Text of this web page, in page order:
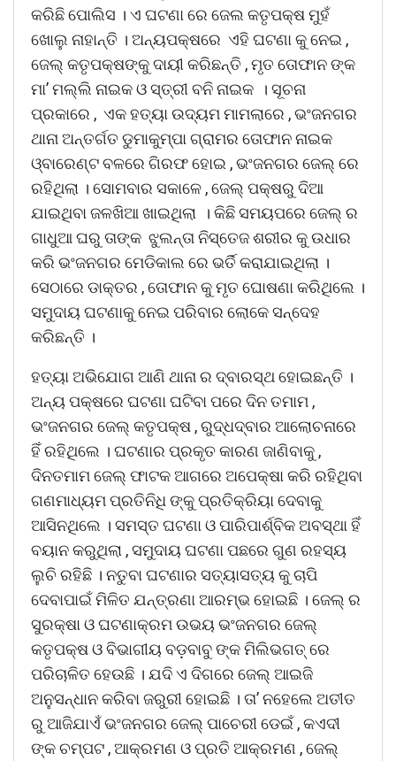
କରିଛି ପୋଲିସ । ଏ ଘଟଣା ରେ ଜେଲ କତୃପକ୍ଷ ମୁହଁ
ଖୋଲୁ ନାହାନ୍ତି । ଅନ୍ୟପକ୍ଷରେ ଏହି ଘଟଣା କୁ ନେଇ ,
ଜେଲ୍ କତୃପକ୍ଷଙ୍କୁ ଦାୟୀ କରିଛନ୍ତି , ମୃତ ତୋଫାନ ଙ୍କ
ମା’ ମଲ୍ଲି ନାଇକ ଓ ସ୍ତ୍ରୀ ବନି ନାଇକ । ସୂଚନା
ପ୍ରକାରେ , ଏକ ହତ୍ୟା ଉଦ୍ୟମ ମାମଲାରେ , ଭଂଜନଗର
ଥାନା ଅନ୍ତର୍ଗତ ଡୁମାକୁମ୍ପା ଗ୍ରାମର ତୋଫାନ ନାଇକ
ଓ୍ବାରେଣ୍ଟ ବଳରେ ଗିରଫ ହୋଇ , ଭଂଜନଗର ଜେଲ୍ ରେ
ରହିଥିଲା । ସୋମବାର ସକାଳେ , ଜେଲ୍ ପକ୍ଷରୁ ଦିଆ
ଯାଇଥିବା ଜଳଖିଆ ଖାଇଥିଲା । କିଛି ସମୟପରେ ଜେଲ୍ ର
ଗାଧୁଆ ଘରୁ ତାଙ୍କ ଝୁଲନ୍ତା ନିସ୍ତେଜ ଶରୀର କୁ ଉଧାର
କରି ଭଂଜନଗର ମେଡିକାଲ ରେ ଭର୍ତି କରାଯାଇଥିଲା ।
ସେଠାରେ ଡାକ୍ତର , ତୋଫାନ କୁ ମୃତ ଘୋଷଣା କରିଥିଲେ ।
ସମୁଦାୟ ଘଟଣାକୁ ନେଇ ପରିବାର ଲୋକେ ସନ୍ଦେହ
କରିଛନ୍ତି ।
ହତ୍ୟା ଅଭିଯୋଗ ଆଣି ଥାନା ର ଦ୍ବାରସ୍ଥ ହୋଇଛନ୍ତି ।
ଅନ୍ୟ ପକ୍ଷରେ ଘଟଣା ଘଟିବା ପରେ ଦିନ ତମାମ ,
ଭଂଜନଗର ଜେଲ୍ କତୃପକ୍ଷ , ରୁଦ୍ଧଦ୍ବାର ଆଲୋଚନାରେ
ହିଁ ରହିଥିଲେ । ଘଟଣାର ପ୍ରକୃତ କାରଣ ଜାଣିବାକୁ ,
ଦିନତମାମ ଜେଲ୍ ଫାଟକ ଆଗରେ ଅପେକ୍ଷା କରି ରହିଥିବା
ଗଣମାଧ୍ୟମ ପ୍ରତିନିଧି ଙ୍କୁ ପ୍ରତିକ୍ରିୟା ଦେବାକୁ
ଆସିନଥିଲେ । ସମସ୍ତ ଘଟଣା ଓ ପାରିପାର୍ଶ୍ବିକ ଅବସ୍ଥା ହିଁ
ବୟାନ କରୁଥିଲା , ସମୁଦାୟ ଘଟଣା ପଛରେ ଗୁଣ ରହସ୍ୟ
ଲୁଚି ରହିଛି । ନତୁବା ଘଟଣାର ସତ୍ୟାସତ୍ୟ କୁ ଚାପି
ଦେବାପାଇଁ ମିଳିତ ଯନ୍ତ୍ରଣା ଆରମ୍ଭ ହୋଇଛି । ଜେଲ୍ ର
ସୁରକ୍ଷା ଓ ଘଟଣାକ୍ରମ ଉଭୟ ଭଂଜନଗର ଜେଲ୍
କତୃପକ୍ଷ ଓ ବିଭାଗୀୟ ବଡ଼ବାବୁ ଙ୍କ ମିଲିଭଗତ୍ ରେ
ପରିଚାଳିତ ହେଉଛି । ଯଦି ଏ ଦିଗରେ ଜେଲ୍ ଆଇଜି
ଅନୁସନ୍ଧାନ କରିବା ଜରୁରୀ ହୋଇଛି । ତା’ ନହେଲେ ଅତୀତ
ରୁ ଆଜିଯାଏଁ ଭଂଜନଗର ଜେଲ୍ ପାଚେରୀ ଡେଇଁ , କଏଦୀ
ଙ୍କ ଚମ୍ପଟ , ଆକ୍ରମଣ ଓ ପ୍ରତି ଆକ୍ରମଣ , ଜେଲ୍